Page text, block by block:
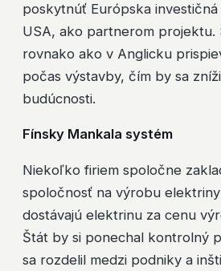
poskytnúť Európska
USA, ako partnerom projektu.
rovnako ako v Anglicku
počas výstavby, čím by sa
budúcnosti.
Fínsky Mankala systém
Niekoľko firiem spoločne
spoločnosť na výrobu
dostávajú elektrinu za cenu
Štát by si ponechal kontrolný
sa rozdelil medzi podniky a